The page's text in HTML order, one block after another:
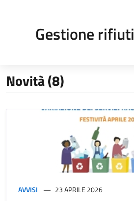
Gestione rifiuti
Novità (8)
AVVISI 23 APRILE 2026